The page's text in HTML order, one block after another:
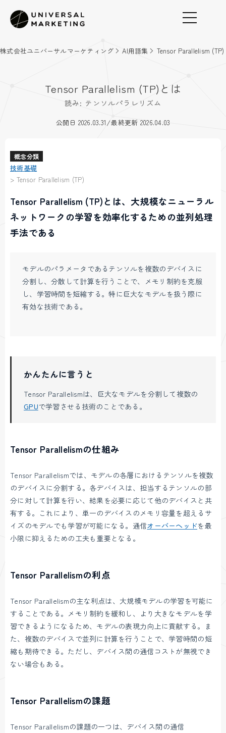
株式会社ユニバーサルマーケティング AI用語集 Tensor Parallelism (TP)
Tensor Parallelism (TP)とは
読み: テンソルパラレリズム
公開日 2026.03.31/最終更新 2026.04.03
概念分類
技術基礎
> Tensor Parallelism (TP)
Tensor Parallelism (TP)とは、大規模なニューラル
ネットワークの学習を効率化するための並列処理
手法である
モデルのパラメータであるテンソルを複数のデバイスに
分割し、分散して計算を行うことで、メモリ制約を克服
し、学習時間を短縮する。特に巨大なモデルを扱う際に
有効な技術である。
かんたんに言うと
Tensor Parallelismは、巨大なモデルを分割して複数の
GPUで学習させる技術のことである。
Tensor Parallelismの仕組み
Tensor Parallelismでは、モデルの各層におけるテンソルを複数
のデバイスに分割する。各デバイスは、担当するテンソルの部
分に対して計算を行い、結果を必要に応じて他のデバイスと共
有する。これにより、単一のデバイスのメモリ容量を超えるサ
イズのモデルでも学習が可能になる。通信オーバーヘッドを最
小限に抑えるための工夫も重要となる。
Tensor Parallelismの利点
Tensor Parallelismの主な利点は、大規模モデルの学習を可能に
することである。メモリ制約を緩和し、より大きなモデルを学
習できるようになるため、モデルの表現力向上に貢献する。ま
た、複数のデバイスで並列に計算を行うことで、学習時間の短
縮も期待できる。ただし、デバイス間の通信コストが無視でき
ない場合もある。
Tensor Parallelismの課題
Tensor Parallelismの課題の一つは、デバイス間の通信